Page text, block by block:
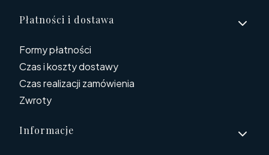
Płatności i dostawa
Formy płatności
Czas i koszty dostawy
Czas realizacji zamówienia
Zwroty
Informacje